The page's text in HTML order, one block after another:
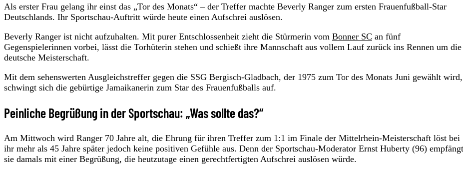
Als erster Frau gelang ihr einst das „Tor des Monats“ – der Treffer machte Beverly Ranger zum ersten Frauenfußball-Star
Deutschlands. Ihr Sportschau-Auftritt würde heute einen Aufschrei auslösen.
Beverly Ranger ist nicht aufzuhalten. Mit purer Entschlossenheit zieht die Stürmerin vom Bonner SC an fünf
Gegenspielerinnen vorbei, lässt die Torhüterin stehen und schießt ihre Mannschaft aus vollem Lauf zurück ins Rennen um die
deutsche Meisterschaft.
Mit dem sehenswerten Ausgleichstreffer gegen die SSG Bergisch-Gladbach, der 1975 zum Tor des Monats Juni gewählt wird,
schwingt sich die gebürtige Jamaikanerin zum Star des Frauenfußballs auf.
Peinliche Begrüßung in der Sportschau: „Was sollte das?“
Am Mittwoch wird Ranger 70 Jahre alt, die Ehrung für ihren Treffer zum 1:1 im Finale der Mittelrhein-Meisterschaft löst bei
ihr mehr als 45 Jahre später jedoch keine positiven Gefühle aus. Denn der Sportschau-Moderator Ernst Huberty (96) empfängt
sie damals mit einer Begrüßung, die heutzutage einen gerechtfertigten Aufschrei auslösen würde.